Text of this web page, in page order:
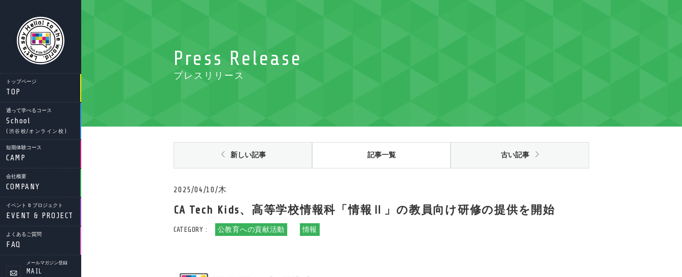
トップページ
TOP
通って学べるコース
School
(渋谷校/オンライン校)
短期体験コース
CAMP
会社概要
COMPANY
イベント & プロジェクト
EVENT & PROJECT
よくあるご質問
FAQ
メールマガジン登録
MAIL
Press Release
プレスリリース
新しい記事 記事一覧 古い記事
2025/04/10/木
CA Tech Kids、高等学校情報科「情報Ⅱ」の教員向け研修の提供を開始
CATEGORY : 公教育への貢献活動 情報